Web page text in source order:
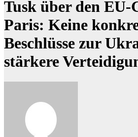
Tusk über den
Paris: Keine
Beschlüsse zur
stärkere